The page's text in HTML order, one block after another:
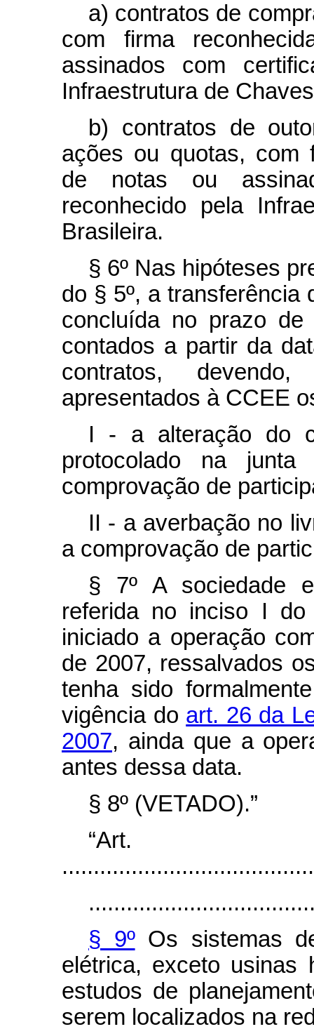
a) contratos de
com firma
assinados com
Infraestrutura de
b) contratos de
ações ou quotas, com
de notas ou
reconhecido pela
Brasileira.
§ 6º Nas hipóteses
do § 5º, a transferência
concluída no prazo
contados a partir da
contratos,
apresentados à CCEE
I - a alteração do
protocolado na
comprovação de
II - a averbação no
a comprovação de
§ 7º A sociedade
referida no inciso I
iniciado a operação
de 2007, ressalvados
tenha sido
vigência do art. 26 da
2007, ainda que a
antes dessa data.
§ 8º (VETADO).”
§ 9ºOs sistemas
elétrica, exceto usinas
estudos de
serem localizados na